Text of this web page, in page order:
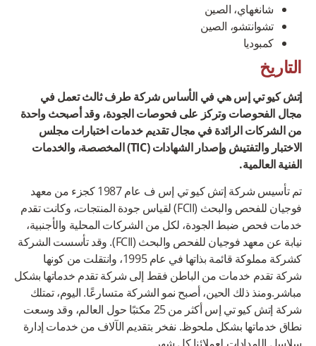
شانغهاي، الصين
تشوانتشو، الصين
كمبوديا
التاريخ
إتش كيو تي إس هي في الأساس شركة طرف ثالث تعمل في
مجال الفحوصات وتركز على فحوصات الجودة، وقد أصبحث واحدة
من الشركات الرائدة في مجال تقديم خدمات اختبارات مجلس
الاختبار والتفتيش وإصدار الشهادات (TIC) المخصصة، والخدمات
الفنية العالمية.
تم تأسيس شركة إتش كيو تي إس ف عام 1987 كجزء من معهد
فوجيان للفحص والبحث (FCII) لقياس جودة المنتجات، وكانت تقدم
خدمات فحص ضبط الجودة، لكل من الشركات المحلية والأجنبية،
نيابة عن معهد فوجيان للفحص والبحث (FCII). وقد تأسست الشركة
كشركة مملوكة قائمة بذاتها في عام 1995، وانتقلت من كونها
شركة تقدم خدمات من الباطن فقط إلى شركة تقدم خدماتها بشكل
مباشر.ومنذ ذلك الحين، أصبح نمو الشركة متسارعًا. اليوم، تمتلك
شركة إتش كيو تي إس أكثر من 25 مكتبًا حول العالم، وقد وسعت
نطاق خدماتها بشكل ملحوظ. نفخر بتقديم الآلاف من خدمات إدارة